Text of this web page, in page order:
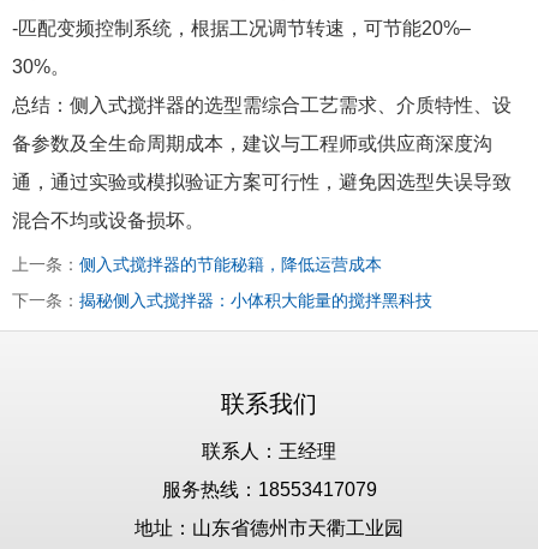
-匹配变频控制系统，根据工况调节转速，可节能20%–
30%。
总结：侧入式搅拌器的选型需综合工艺需求、介质特性、设
备参数及全生命周期成本，建议与工程师或供应商深度沟
通，通过实验或模拟验证方案可行性，避免因选型失误导致
混合不均或设备损坏。
上一条： 侧入式搅拌器的节能秘籍，降低运营成本
下一条： 揭秘侧入式搅拌器：小体积大能量的搅拌黑科技
联系我们
联系人：王经理
服务热线：18553417079
地址：山东省德州市天衢工业园